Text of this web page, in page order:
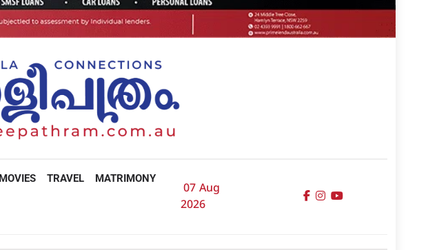
MOVIES TRAVEL MATRIMONY
07 Aug
2026